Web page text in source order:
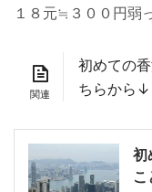
１８元≒３００円弱
初めての
ちらから↓
初
こ